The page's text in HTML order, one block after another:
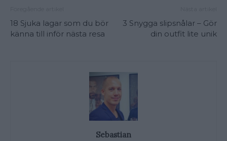
18 Sjuka lagar som du bör
känna till inför nästa resa
3 Snygga slipsnålar – Gör
din outfit lite unik
Sebastian